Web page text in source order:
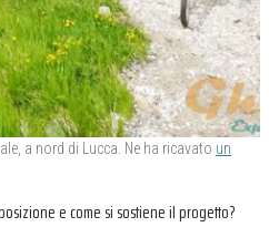
a nord di Lucca. Ne ha ricavato un
e come si sostiene il progetto?